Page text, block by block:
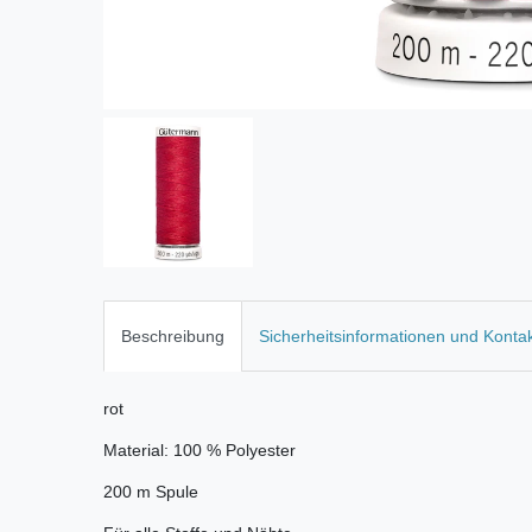
Beschreibung Sicherheitsinformationen und
rot
Material: 100 % Polyester
200 m Spule